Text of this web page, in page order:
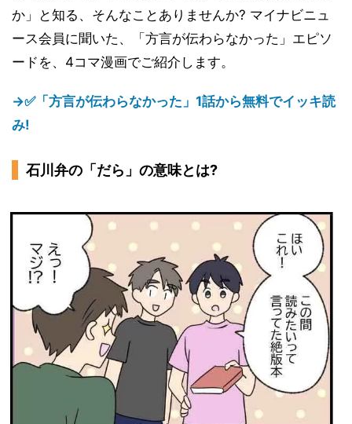
か」と知る、そんなことありませんか? マイナビニュ
ース会員に聞いた、「方言が伝わらなかった」エピソ
ードを、4コマ漫画でご紹介します。
→✅「方言が伝わらなかった」1話から無料でイッキ読
み!
石川弁の「だら」の意味とは?